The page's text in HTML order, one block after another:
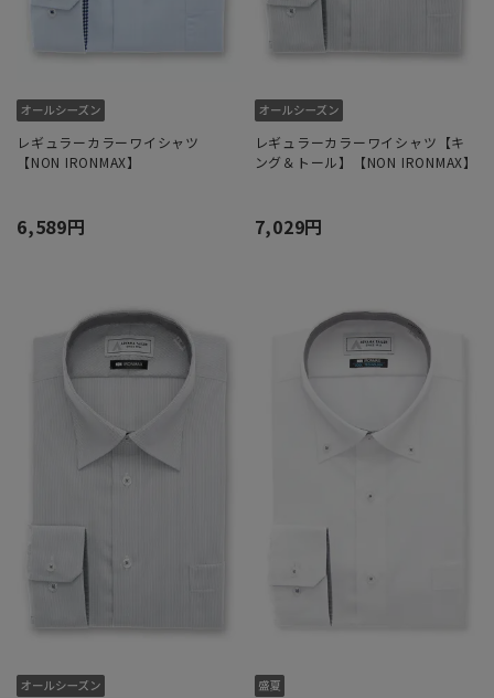
レギュラーカラーワイシャツ
【NON IRONMAX】
6,589円
レギュラーカラーワイシャツ【キ
ング＆トール】【NON IRONMAX】
7,029円